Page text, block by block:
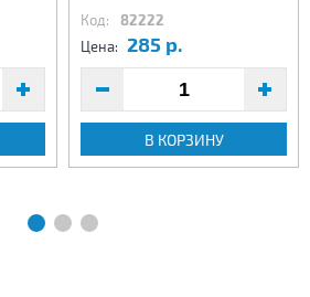
Код: 82222
Цена: 285 р.
В КОРЗИНУ